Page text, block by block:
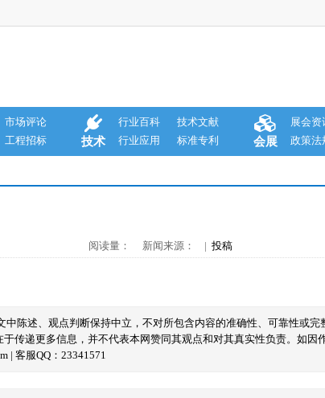
市场评论
工程招标 技术
行业百科
技术文献
行业应用
标准专利 会展
展会资
政策法
阅读量： 新闻来源： | 投稿
中陈述、观点判断保持中立，不对所包含内容的准确性、可靠性或
传递更多信息，并不代表本网赞同其观点和对其真实性负责。如
| 客服QQ：23341571